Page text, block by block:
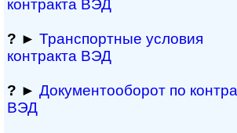
контракта ВЭД
? ► Транспортные условия
контракта ВЭД
? ► Документооборот по
ВЭД